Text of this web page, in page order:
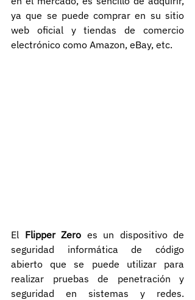
ya que se puede comprar en su sitio
web oficial y tiendas de comercio
electrónico como Amazon, eBay, etc.
El Flipper Zero es un dispositivo de
seguridad informática de código
abierto que se puede utilizar para
realizar pruebas de penetración y
seguridad en sistemas y redes.